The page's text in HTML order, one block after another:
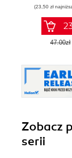
(23,50 zł
47.00zł
Zobacz
serii